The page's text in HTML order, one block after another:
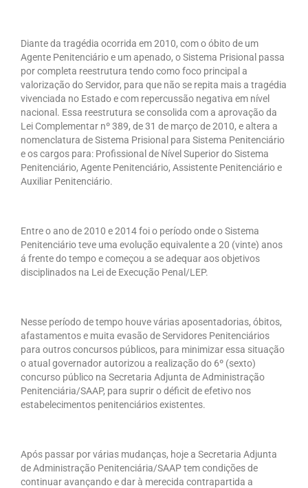
Diante da tragédia ocorrida em 2010, com o óbito de um
Agente Penitenciário e um apenado, o Sistema Prisional passa
por completa reestrutura tendo como foco principal a
valorização do Servidor, para que não se repita mais a tragédia
vivenciada no Estado e com repercussão negativa em nível
nacional. Essa reestrutura se consolida com a aprovação da
Lei Complementar nº 389, de 31 de março de 2010, e altera a
nomenclatura de Sistema Prisional para Sistema Penitenciário
e os cargos para: Profissional de Nível Superior do Sistema
Penitenciário, Agente Penitenciário, Assistente Penitenciário e
Auxiliar Penitenciário.
Entre o ano de 2010 e 2014 foi o período onde o Sistema
Penitenciário teve uma evolução equivalente a 20 (vinte) anos
á frente do tempo e começou a se adequar aos objetivos
disciplinados na Lei de Execução Penal/LEP.
Nesse período de tempo houve várias aposentadorias, óbitos,
afastamentos e muita evasão de Servidores Penitenciários
para outros concursos públicos, para minimizar essa situação
o atual governador autorizou a realização do 6º (sexto)
concurso público na Secretaria Adjunta de Administração
Penitenciária/SAAP, para suprir o déficit de efetivo nos
estabelecimentos penitenciários existentes.
Após passar por várias mudanças, hoje a Secretaria Adjunta
de Administração Penitenciária/SAAP tem condições de
continuar avançando e dar à merecida contrapartida a